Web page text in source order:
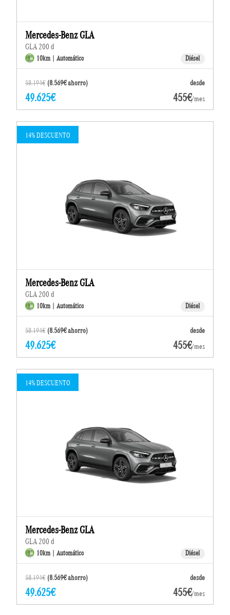
Mercedes-Benz GLA
GLA 200 d
10km | Automático Diésel
58.194€ (8.569€ ahorro) desde
49.625€ 455€/mes
14% DESCUENTO
Mercedes-Benz GLA
GLA 200 d
10km | Automático Diésel
58.194€ (8.569€ ahorro) desde
49.625€ 455€/mes
14% DESCUENTO
Mercedes-Benz GLA
GLA 200 d
10km | Automático Diésel
58.194€ (8.569€ ahorro) desde
49.625€ 455€/mes